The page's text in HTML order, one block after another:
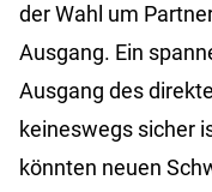
der Wahl um
Ausgang. Ein
Ausgang des
keineswegs sicher
könnten neuen